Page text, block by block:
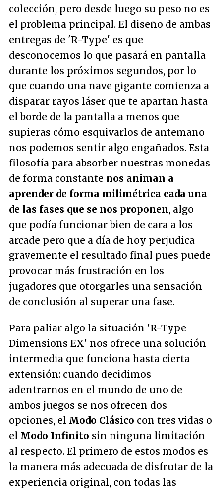
colección, pero desde luego su peso no es
el problema principal. El diseño de ambas
entregas de 'R-Type' es que
desconocemos lo que pasará en pantalla
durante los próximos segundos, por lo
que cuando una nave gigante comienza a
disparar rayos láser que te apartan hasta
el borde de la pantalla a menos que
supieras cómo esquivarlos de antemano
nos podemos sentir algo engañados. Esta
filosofía para absorber nuestras monedas
de forma constante nos animan a
aprender de forma milimétrica cada una
de las fases que se nos proponen, algo
que podía funcionar bien de cara a los
arcade pero que a día de hoy perjudica
gravemente el resultado final pues puede
provocar más frustración en los
jugadores que otorgarles una sensación
de conclusión al superar una fase.
Para paliar algo la situación 'R-Type
Dimensions EX' nos ofrece una solución
intermedia que funciona hasta cierta
extensión: cuando decidimos
adentrarnos en el mundo de uno de
ambos juegos se nos ofrecen dos
opciones, el Modo Clásico con tres vidas o
el Modo Infinito sin ninguna limitación
al respecto. El primero de estos modos es
la manera más adecuada de disfrutar de la
experiencia original, con todas las